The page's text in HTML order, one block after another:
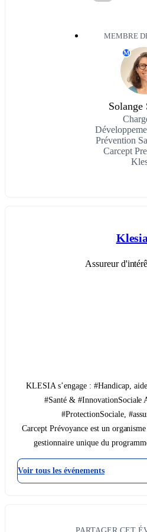
MEMBRE
M
Solange
Prévention
Carcept
Klesia
Assureur
KLESIA s’engage : #Handicap,
#Santé & #InnovationSociale
#ProtectionSociale,
Carcept Prévoyance est un
gestionnaire unique du
Voir tous les événements
PARTAGER CET